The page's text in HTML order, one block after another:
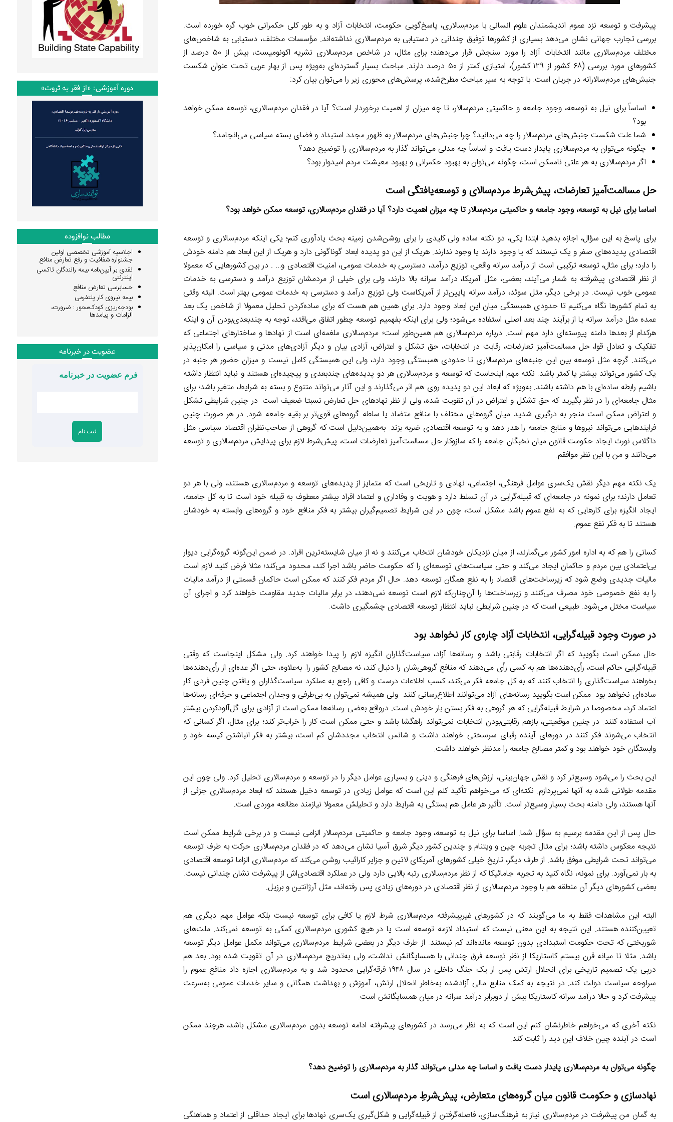
پیشرفت و توسعه نزد عموم اندیشمندان علوم انسانی با مردم‌سالاری، پاسخ‌گویی حکومت، انتخابات آزاد و به طور کلی حکمرانی خوب گره خورده است.
بررسی تجارب جهانی نشان می‌دهد بسیاری از کشورها توفیق چندانی در دستیابی به مردم‌سالاری نداشته‌اند. مؤسسات مختلف، دستیابی به شاخص‌های
مختلف مردم‌سالاری مانند انتخابات آزاد را مورد سنجش قرار می‌دهند؛ برای مثال، در شاخص مردم‌سالاری نشریه اکونومیست، بیش از ۵۰ درصد از
کشورهای مورد بررسی (۶۸ کشور از ۱۲۹ کشور)، امتیازی کمتر از ۵۰ درصد دارند. مباحث بسیار گسترده‌ای به‌ویژه پس از بهار عربی تحت عنوان شکست
جنبش‌های مردم‌سالارانه در جریان است. با توجه به سیر مباحث مطرح‌شده، پرسش‌های محوری زیر را می‌توان بیان کرد:
اساساً برای نیل به توسعه، وجود جامعه و حاکمیتی مردم‌سالار، تا چه میزان از اهمیت برخوردار است؟ آیا در فقدان مردم‌سالاری، توسعه ممکن خواهد
بود؟
شما علت شکست جنبش‌های مردم‌سالار را چه می‌دانید؟ چرا جنبش‌های مردم‌سالار به ظهور مجدد استبداد و فضای بسته سیاسی می‌انجامد؟
چگونه می‌توان به مردم‌سالاری پایدار دست یافت و اساساً چه مدلی می‌تواند گذار به مردم‌سالاری را توضیح دهد؟
اگر مردم‌سالاری به هر علتی ناممکن است، چگونه می‌توان به بهبود حکمرانی و بهبود معیشت مردم امیدوار بود؟
حل مسالمت‌آمیز تعارضات، پیش‌شرط مردم‌سالای و توسعه‌یافتگی است
اساسا برای نیل به توسعه، وجود جامعه و حاکمیتی مردم‌سالار تا چه میزان اهمیت دارد؟ آیا در فقدان مردم‌سالاری، توسعه ممکن خواهد بود؟
برای پاسخ به این سؤال، اجازه بدهید ابتدا یکی، دو نکته ساده ولی کلیدی را برای روشن‌شدن زمینه بحث یادآوری کنم؛ یکی اینکه مردم‌سالاری و توسعه
اقتصادی پدیده‌های صفر و یک نیستند که یا وجود دارند یا وجود ندارند. هریک از این دو پدیده ابعاد گوناگونی دارد و هریک از این ابعاد هم دامنه خودش
را دارد؛ برای مثال، توسعه ترکیبی است از درآمد سرانه واقعی، توزیع درآمد، دسترسی به خدمات عمومی، امنیت اقتصادی و… . در بین کشورهایی که معمولا
از نظر اقتصادی پیشرفته به شمار می‌آیند، بعضی، مثل آمریکا، درآمد سرانه بالا دارند، ولی برای خیلی از مردمشان توزیع درآمد و دسترسی به خدمات
عمومی خوب نیست. در برخی دیگر، مثل سوئد، درآمد سرانه پایین‌تر از آمریکاست ولی توزیع درآمد و دسترسی به خدمات عمومی بهتر است. البته وقتی
به تمام کشورها نگاه می‌کنیم تا حدودی همبستگی میان این ابعاد وجود دارد. برای همین هم هست که برای ساده‌کردن تحلیل معمولا از شاخص یک بعد
عمده مثل درآمد سرانه یا از برآیند چند بعد اصلی استفاده می‌شود؛ ولی برای اینکه بفهمیم توسعه چطور اتفاق می‌افتد، توجه به چندبعدی‌بودن آن و اینکه
هرکدام از بعدها دامنه پیوسته‌ای دارد مهم است.‌ درباره مردم‌سالاری هم همین‌طور است؛ مردم‌سالاری ملغمه‌ای است از نهادها و ساختارهای اجتماعی که
تفکیک و تعادل قوا، حل مسالمت‌آمیز تعارضات، رقابت در انتخابات، حق تشکل و اعتراض، آزادی بیان و دیگر آزادی‌های مدنی و سیاسی را امکان‌پذیر
می‌کنند. گرچه مثل توسعه بین این جنبه‌های مردم‌سالاری تا حدودی همبستگی وجود دارد، ولی این همبستگی کامل نیست و میزان حضور هر جنبه در
یک کشور می‌تواند بیشتر یا کمتر باشد. نکته مهم اینجاست که توسعه و مردم‌سالاری هر دو پدیده‌های چندبعدی و پیچیده‌ای هستند و نباید انتظار داشته
باشیم رابطه ساده‌ای با هم داشته باشند. به‌ویژه که ابعاد این دو پدیده روی هم اثر می‌گذارند و این آثار می‌تواند متنوع و بسته به شرایط، متغیر باشد؛ برای
مثال جامعه‌ای را در نظر بگیرید که حق تشکل و اعتراض در آن تقویت شده، ولی از نظر نهادهای حل تعارض نسبتا ضعیف است. در چنین شرایطی تشکل
و اعتراض ممکن است منجر به درگیری شدید میان گروه‌های مختلف با منافع متضاد یا سلطه گروه‌های قوی‌تر بر بقیه جامعه شود. در هر صورت چنین
فرایندهایی می‌تواند نیروها و منابع جامعه را هدر دهد و به توسعه اقتصادی ضربه بزند. به‌همین‌دلیل است که گروهی از صاحب‌نظران اقتصاد سیاسی مثل
داگلاس نورث ایجاد حکومت قانون میان نخبگان جامعه را که سازوکار حل مسالمت‌آمیز تعارضات است، پیش‌شرط لازم برای پیدایش مردم‌سالاری و توسعه
می‌دانند و من با این نظر موافقم.
یک نکته مهم دیگر نقش یک‌سری عوامل فرهنگی، اجتماعی، نهادی و تاریخی است که متمایز از پدیده‌های توسعه و مردم‌سالاری هستند، ولی با هر دو
تعامل دارند؛ برای نمونه در جامعه‌ای که قبیله‌گرایی در آن تسلط دارد و هویت و وفاداری و اعتماد افراد بیشتر معطوف به قبیله خود است تا به کل جامعه،
ایجاد انگیزه برای کارهایی که به نفع عموم باشد مشکل است، چون در این شرایط تصمیم‌گیران بیشتر به فکر منافع خود و گروه‌های وابسته به خودشان
هستند تا به فکر نفع عموم.
کسانی را هم که به اداره امور کشور می‌گمارند، از میان نزدیکان خودشان انتخاب می‌کنند و نه از میان شایسته‌ترین افراد. در ضمن این‌گونه گروه‌گرایی دیوار
بی‌اعتمادی بین مردم و حاکمان ایجاد می‌کند و حتی سیاست‌های توسعه‌ای را که حکومت حاضر باشد اجرا کند، محدود می‌کند؛ مثلا فرض کنید لازم است
مالیات جدیدی وضع شود که زیرساخت‌های اقتصاد را به نفع همگان توسعه دهد. حال اگر مردم فکر کنند که ممکن است حاکمان قسمتی از درآمد مالیات
را به نفع خصوصی خود مصرف می‌کنند و زیرساخت‌ها را آن‌چنان‌که لازم است توسعه نمی‌دهند، در برابر مالیات جدید مقاومت خواهند کرد و اجرای آن
سیاست مختل می‌شود. طبیعی است که در چنین شرایطی نباید انتظار توسعه اقتصادی چشمگیری داشت.
در صورت وجود قبیله‌گرایی، انتخابات آزاد چاره‌ی کار نخواهد بود
حال ممکن است بگویید که اگر انتخابات رقابتی باشد و رسانه‌ها آزاد، سیاست‌گذاران انگیزه لازم را پیدا خواهند کرد. ولی مشکل اینجاست که وقتی
قبیله‌گرایی حاکم است، رأی‌دهنده‌ها هم به کسی رأی می‌دهند که منافع گروهی‌شان را دنبال کند، نه مصالح کشور را. به‌علاوه، حتی اگر عده‌ای از رأی‌دهنده‌ها
بخواهند سیاست‌گذاری را انتخاب کنند که به کل جامعه فکر می‌کند، کسب اطلاعات درست و کافی راجع به عملکرد سیاست‌گذاران و یافتن چنین فردی کار
ساده‌ای نخواهد بود. ممکن است بگویید رسانه‌های آزاد می‌توانند اطلاع‌رسانی کنند. ولی همیشه نمی‌توان به بی‌طرفی و وجدان اجتماعی و حرفه‌ای رسانه‌ها
اعتماد کرد، مخصوصا در شرایط قبیله‌گرایی که هر گروهی به فکر بستن بار خودش است. درواقع بعضی رسانه‌ها ممکن است از آزادی برای گل‌آلودکردن بیشتر
آب استفاده کنند. در چنین موقعیتی، بازهم رقابتی‌بودن انتخابات نمی‌تواند راهگشا باشد و حتی ممکن است کار را خراب‌تر کند؛ برای مثال، اگر کسانی که
انتخاب می‌شوند فکر کنند در دورهای آینده رقبای سرسختی خواهند داشت و شانس انتخاب مجددشان کم است، بیشتر به فکر انباشتن کیسه خود و
وابستگان خود خواهند بود و کمتر مصالح جامعه را مدنظر خواهند داشت.
این بحث را می‌شود وسیع‌تر کرد و نقش جهان‌بینی، ارزش‌های فرهنگی و دینی و بسیاری عوامل دیگر را در توسعه و مردم‌سالاری تحلیل کرد. ولی چون این
مقدمه طولانی شده به آنها نمی‌پردازم. نکته‌ای که می‌خواهم تأکید کنم این است که عوامل زیادی در توسعه دخیل هستند که ابعاد مردم‌سالاری جزئی از
آنها هستند، ولی دامنه بحث بسیار وسیع‌تر است. تأثیر هر عامل هم بستگی به شرایط دارد و تحلیلش معمولا نیازمند مطالعه موردی است.
حال پس از این مقدمه برسیم به سؤال شما. اساسا برای نیل به توسعه، وجود جامعه و حاکمیتی مردم‌سالار الزامی نیست و در برخی شرایط ممکن است
نتیجه معکوس داشته باشد؛ برای مثال تجربه چین و ویتنام و چندین کشور دیگر شرق آسیا نشان می‌دهد که در فقدان مردم‌سالاری حرکت به طرف توسعه
می‌تواند تحت شرایطی موفق باشد. از طرف دیگر، تاریخ خیلی کشورهای آمریکای لاتین و جزایر کارائیب روشن می‌کند که مردم‌سالاری الزاما توسعه اقتصادی
به بار نمی‌آورد. برای نمونه، نگاه کنید به تجربه جامائیکا که از نظر مردم‌سالاری رتبه بالایی دارد ولی در عملکرد اقتصادی‌اش از پیشرفت نشان چندانی نیست.
بعضی کشورهای دیگر آن منطقه هم با وجود مردم‌سالاری از نظر اقتصادی در دوره‌های زیادی پس رفته‌اند، مثل آرژانتین و برزیل.
البته این مشاهدات فقط به ما می‌گویند که در کشورهای غیرپیشرفته مردم‌سالاری شرط لازم یا کافی برای توسعه نیست بلکه عوامل مهم دیگری هم
تعیین‌کننده هستند. این نتیجه به این معنی نیست که استبداد لازمه توسعه است یا در هیچ کشوری مردم‌سالاری کمکی به توسعه نمی‌کند. ملت‌های
شوربختی که تحت حکومت استبدادی بدون توسعه مانده‌اند کم نیستند. از طرف دیگر در بعضی شرایط مردم‌سالاری می‌تواند مکمل عوامل دیگر توسعه
باشد. مثلا تا میانه قرن بیستم کاستاریکا از نظر توسعه فرق چندانی با همسایگانش نداشت، ولی به‌تدریج مردم‌سالاری در آن تقویت شده بود. بعد هم
درپی یک تصمیم تاریخی برای انحلال ارتش پس از یک جنگ داخلی در سال ۱۹۴۸ فرقه‌گرایی محدود شد و به مردم‌سالاری اجازه داد منافع عموم را
سرلوحه سیاست دولت کند. در نتیجه به کمک منابع مالی آزادشده به‌خاطر انحلال ارتش، آموزش و بهداشت همگانی و سایر خدمات عمومی به‌سرعت
پیشرفت کرد و حالا درآمد سرانه کاستاریکا بیش از دوبرابر درآمد سرانه در میان همسایگانش است.
نکته آخری که می‌خواهم خاطرنشان کنم این است که به نظر می‌رسد در کشورهای پیشرفته ادامه توسعه بدون مردم‌سالاری مشکل باشد، هرچند ممکن
است در آینده چین خلاف این دید را ثابت کند.
چگونه می‌توان به مردم‌سالاری پایدار دست یافت و اساسا چه مدلی می‌تواند گذار به مردم‌سالاری را توضیح دهد؟
نهادسازی و حکومت قانون میان گروه‌های متعارض، پیش‌شرطِ مردم‌سالاری است
به گمان من پیشرفت در مردم‌سالاری نیاز به فرهنگ‌سازی، فاصله‌گرفتن از قبیله‌گرایی و شکل‌گیری یک‌سری نهادها برای ایجاد حداقلی از اعتماد و هماهنگی
دوره آموزشی: «از فقر به ثروت»
مطالب نوافزوده
اجلاسیه آموزشی تخصصی اولین
جشنواره شفافیت و رفع تعارض منافع
نقدی بر آیین‌نامه بیمه رانندگان تاکسی
اینترنتی
حسابرسی تعارض منافع
بیمه نیروی کار پلتفرمی
بودجه‌ریزی کودک‌محور : ضرورت،
الزامات و پیامدها
عضویت در خبرنامه
فرم عضویت در خبرنامه